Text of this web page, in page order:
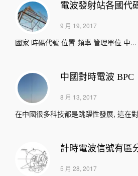
電波發射站各國代
9 月 19, 2017
國家 時碼代號 位置 頻率 管理單位 中...
中國對時電波 BPC
8 月 13, 2017
在中國很多科技都是跳躍性發展, 這在
計時電波信號有區
5 月 28, 2017